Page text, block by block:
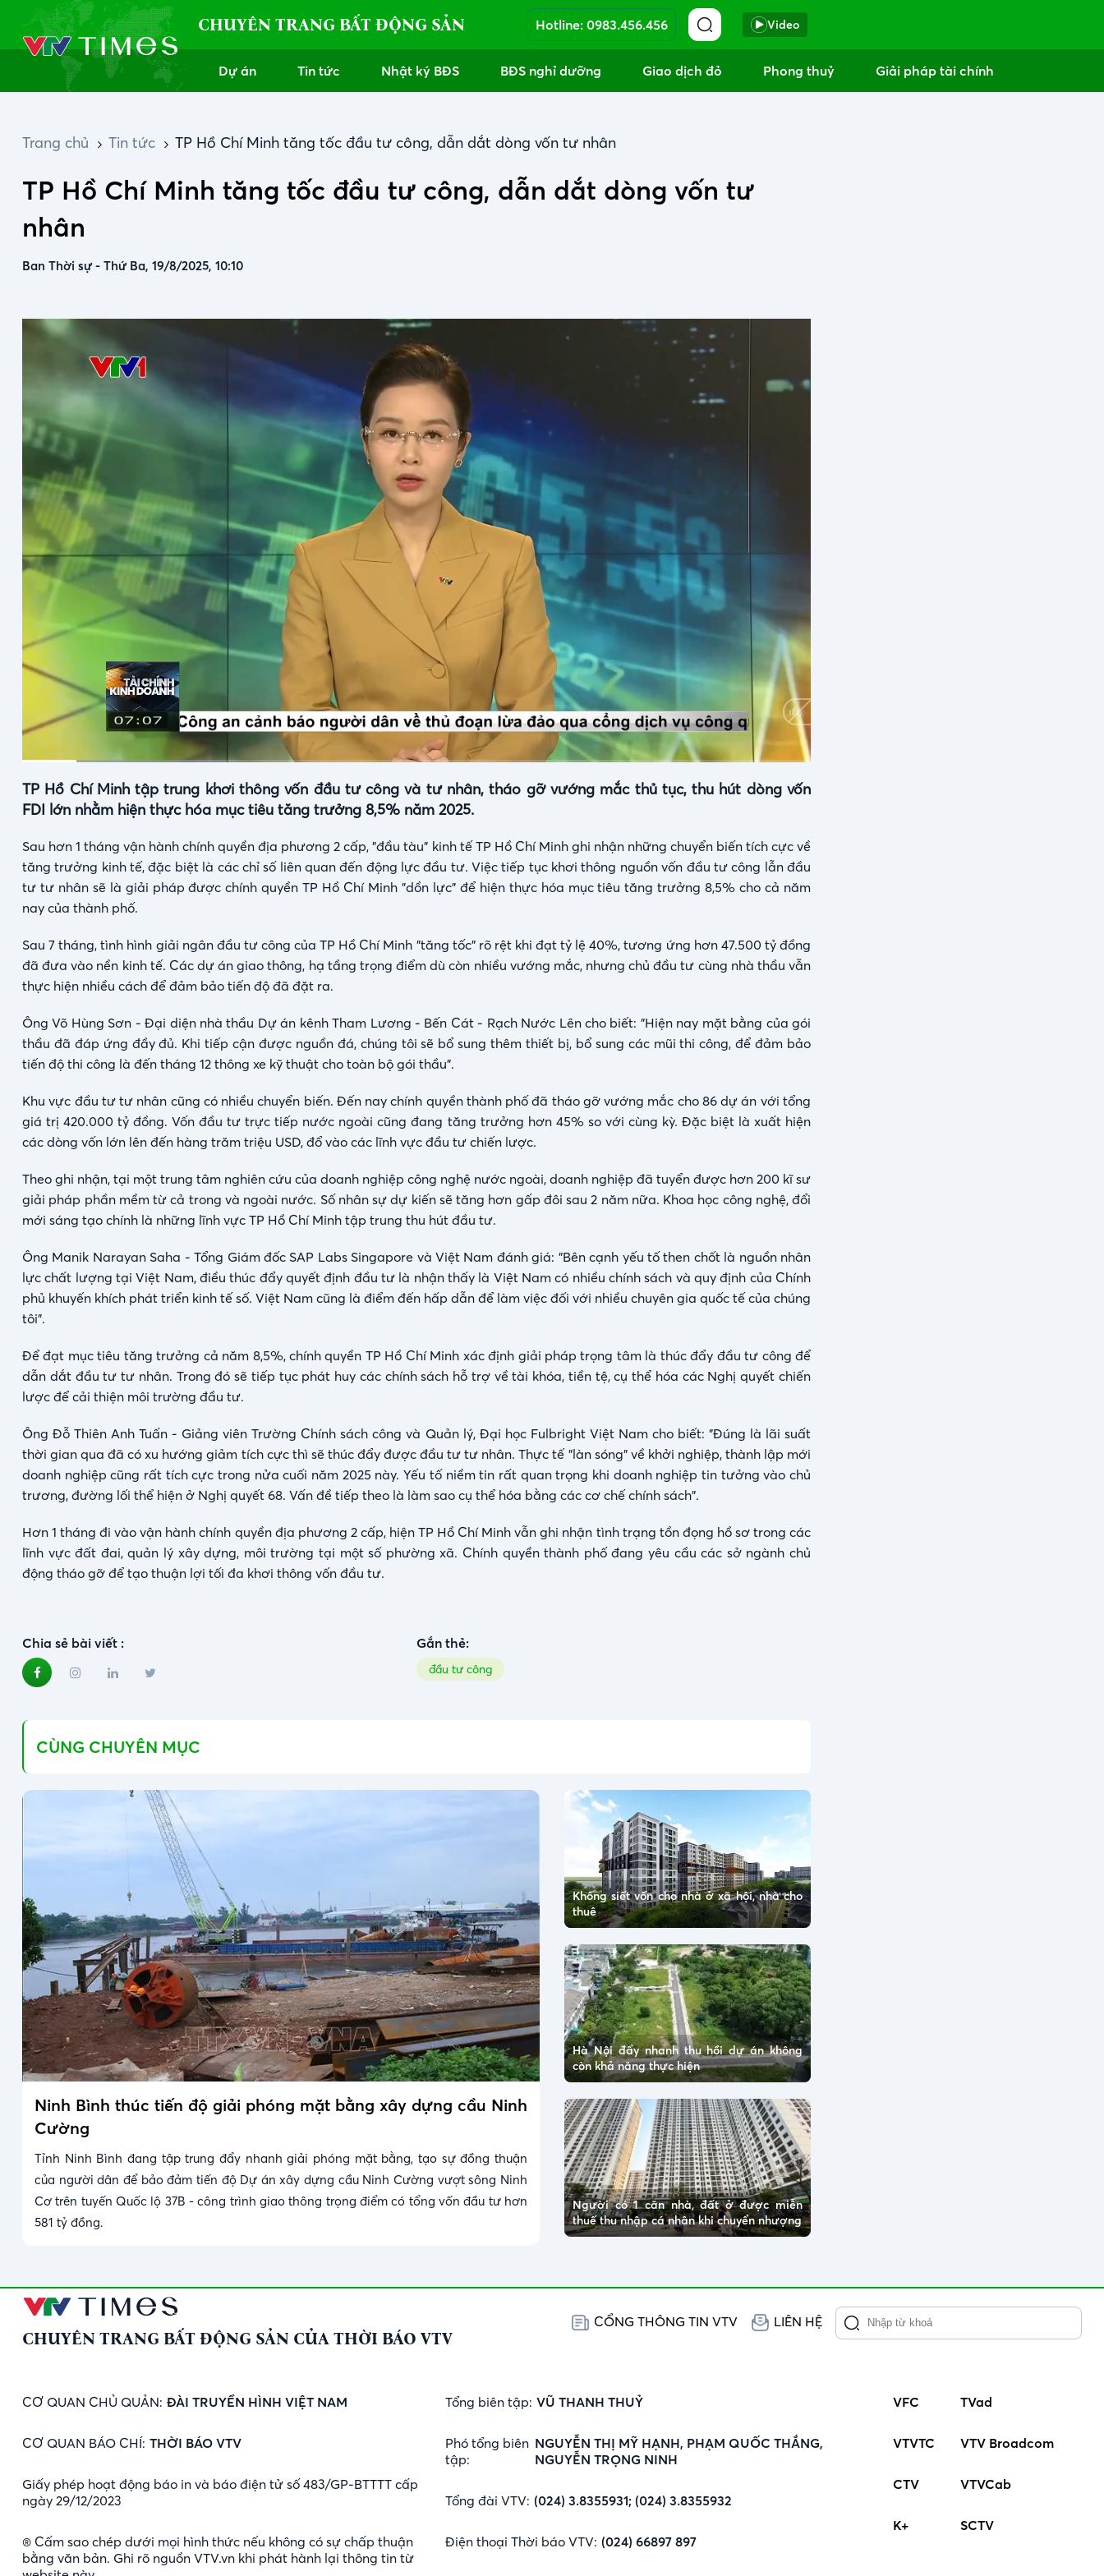
CHUYÊN TRANG BẤT ĐỘNG SẢN Hotline: 0983.456.456 Video
Dự án Tin tức Nhật ký BĐS BĐS nghỉ dưỡng Giao dịch đỏ Phong thuỷ Giải pháp tài chính
Trang chủ Tin tức TP Hồ Chí Minh tăng tốc đầu tư công, dẫn dắt dòng vốn tư nhân
TP Hồ Chí Minh tăng tốc đầu tư công, dẫn dắt dòng vốn tư
nhân
Ban Thời sự- Thứ Ba, 19/8/2025, 10:10
Time
TP Hồ Chí Minh tập trung khơi thông vốn đầu tư công và tư nhân, tháo gỡ vướng mắc thủ tục, thu hút dòng vốn
FDI lớn nhằm hiện thực hóa mục tiêu tăng trưởng 8,5% năm 2025.
Sau hơn 1 tháng vận hành chính quyền địa phương 2 cấp, "đầu tàu" kinh tế TP Hồ Chí Minh ghi nhận những chuyển biến tích cực về
tăng trưởng kinh tế, đặc biệt là các chỉ số liên quan đến động lực đầu tư. Việc tiếp tục khơi thông nguồn vốn đầu tư công lẫn đầu
tư tư nhân sẽ là giải pháp được chính quyền TP Hồ Chí Minh "dồn lực" để hiện thực hóa mục tiêu tăng trưởng 8,5% cho cả năm
nay của thành phố.
Sau 7 tháng, tình hình giải ngân đầu tư công của TP Hồ Chí Minh "tăng tốc" rõ rệt khi đạt tỷ lệ 40%, tương ứng hơn 47.500 tỷ đồng
đã đưa vào nền kinh tế. Các dự án giao thông, hạ tầng trọng điểm dù còn nhiều vướng mắc, nhưng chủ đầu tư cùng nhà thầu vẫn
thực hiện nhiều cách để đảm bảo tiến độ đã đặt ra.
Ông Võ Hùng Sơn - Đại diện nhà thầu Dự án kênh Tham Lương - Bến Cát - Rạch Nước Lên cho biết: "Hiện nay mặt bằng của gói
thầu đã đáp ứng đầy đủ. Khi tiếp cận được nguồn đá, chúng tôi sẽ bổ sung thêm thiết bị, bổ sung các mũi thi công, để đảm bảo
tiến độ thi công là đến tháng 12 thông xe kỹ thuật cho toàn bộ gói thầu".
Khu vực đầu tư tư nhân cũng có nhiều chuyển biến. Đến nay chính quyền thành phố đã tháo gỡ vướng mắc cho 86 dự án với tổng
giá trị 420.000 tỷ đồng. Vốn đầu tư trực tiếp nước ngoài cũng đang tăng trưởng hơn 45% so với cùng kỳ. Đặc biệt là xuất hiện
các dòng vốn lớn lên đến hàng trăm triệu USD, đổ vào các lĩnh vực đầu tư chiến lược.
Theo ghi nhận, tại một trung tâm nghiên cứu của doanh nghiệp công nghệ nước ngoài, doanh nghiệp đã tuyển được hơn 200 kĩ sư
giải pháp phần mềm từ cả trong và ngoài nước. Số nhân sự dự kiến sẽ tăng hơn gấp đôi sau 2 năm nữa. Khoa học công nghệ, đổi
mới sáng tạo chính là những lĩnh vực TP Hồ Chí Minh tập trung thu hút đầu tư.
Ông Manik Narayan Saha - Tổng Giám đốc SAP Labs Singapore và Việt Nam đánh giá: "Bên cạnh yếu tố then chốt là nguồn nhân
lực chất lượng tại Việt Nam, điều thúc đẩy quyết định đầu tư là nhận thấy là Việt Nam có nhiều chính sách và quy định của Chính
phủ khuyến khích phát triển kinh tế số. Việt Nam cũng là điểm đến hấp dẫn để làm việc đối với nhiều chuyên gia quốc tế của chúng
tôi".
Để đạt mục tiêu tăng trưởng cả năm 8,5%, chính quyền TP Hồ Chí Minh xác định giải pháp trọng tâm là thúc đẩy đầu tư công để
dẫn dắt đầu tư tư nhân. Trong đó sẽ tiếp tục phát huy các chính sách hỗ trợ về tài khóa, tiền tệ, cụ thể hóa các Nghị quyết chiến
lược để cải thiện môi trường đầu tư.
Ông Đỗ Thiên Anh Tuấn - Giảng viên Trường Chính sách công và Quản lý, Đại học Fulbright Việt Nam cho biết: "Đúng là lãi suất
thời gian qua đã có xu hướng giảm tích cực thì sẽ thúc đẩy được đầu tư tư nhân. Thực tế "làn sóng" về khởi nghiệp, thành lập mới
doanh nghiệp cũng rất tích cực trong nửa cuối năm 2025 này. Yếu tố niềm tin rất quan trọng khi doanh nghiệp tin tưởng vào chủ
trương, đường lối thể hiện ở Nghị quyết 68. Vấn đề tiếp theo là làm sao cụ thể hóa bằng các cơ chế chính sách".
Hơn 1 tháng đi vào vận hành chính quyền địa phương 2 cấp, hiện TP Hồ Chí Minh vẫn ghi nhận tình trạng tồn đọng hồ sơ trong các
lĩnh vực đất đai, quản lý xây dựng, môi trường tại một số phường xã. Chính quyền thành phố đang yêu cầu các sở ngành chủ
động tháo gỡ để tạo thuận lợi tối đa khơi thông vốn đầu tư.
Chia sẻ bài viết : Gắn thẻ:
đầu tư công
CÙNG CHUYÊN MỤC
Ninh Bình thúc tiến độ giải phóng mặt bằng xây dựng cầu Ninh
Cường
Tỉnh Ninh Bình đang tập trung đẩy nhanh giải phóng mặt bằng, tạo sự đồng thuận
của người dân để bảo đảm tiến độ Dự án xây dựng cầu Ninh Cường vượt sông Ninh
Cơ trên tuyến Quốc lộ 37B - công trình giao thông trọng điểm có tổng vốn đầu tư hơn
581 tỷ đồng.
Không siết vốn cho nhà ở xã hội, nhà cho
thuê
Hà Nội đẩy nhanh thu hồi dự án không
còn khả năng thực hiện
Người có 1 căn nhà, đất ở được miễn
thuế thu nhập cá nhân khi chuyển nhượng
CHUYÊN TRANG BẤT ĐỘNG SẢN CỦA THỜI BÁO VTV
CỔNG THÔNG TIN VTV LIÊN HỆ
CƠ QUAN CHỦ QUẢN: ĐÀI TRUYỀN HÌNH VIỆT NAM
CƠ QUAN BÁO CHÍ: THỜI BÁO VTV
Giấy phép hoạt động báo in và báo điện tử số 483/GP-BTTTT cấp
ngày 29/12/2023
® Cấm sao chép dưới mọi hình thức nếu không có sự chấp thuận
bằng văn bản. Ghi rõ nguồn VTV.vn khi phát hành lại thông tin từ
Tổng biên tập: VŨ THANH THUỶ
Phó tổng biên
tập:
NGUYỄN THỊ MỸ HẠNH, PHẠM QUỐC THẮNG,
NGUYỄN TRỌNG NINH
Tổng đài VTV: (024) 3.8355931; (024) 3.8355932
Điện thoại Thời báo VTV: (024) 66897 897
VFC
VTVTC
CTV
K+
TVad
VTV Broadcom
VTVCab
SCTV